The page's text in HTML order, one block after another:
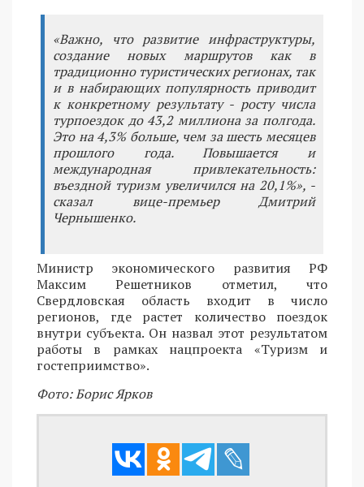
«Важно, что развитие инфраструктуры,
создание новых маршрутов как в
традиционно туристических регионах, так
и в набирающих популярность приводит
к конкретному результату - росту числа
турпоездок до 43,2 миллиона за полгода.
Это на 4,3% больше, чем за шесть месяцев
прошлого года. Повышается и
международная привлекательность:
въездной туризм увеличился на 20,1%», -
сказал вице-премьер Дмитрий
Чернышенко.
Министр экономического развития РФ
Максим Решетников отметил, что
Свердловская область входит в число
регионов, где растет количество поездок
внутри субъекта. Он назвал этот результатом
работы в рамках нацпроекта «Туризм и
гостеприимство».
Фото: Борис Ярков